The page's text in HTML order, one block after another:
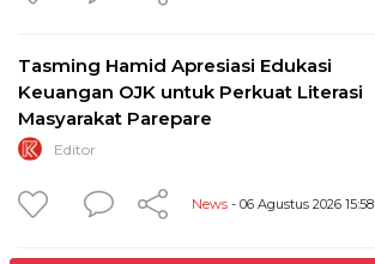
Tasming Hamid Apresiasi Edukasi
Keuangan OJK untuk Perkuat Literasi
Masyarakat Parepare
Editor
News - 06 Agustus 2026 15:58